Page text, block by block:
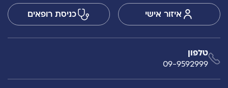
איזור אישי כניסת רופאים
טלפון
09-9592999